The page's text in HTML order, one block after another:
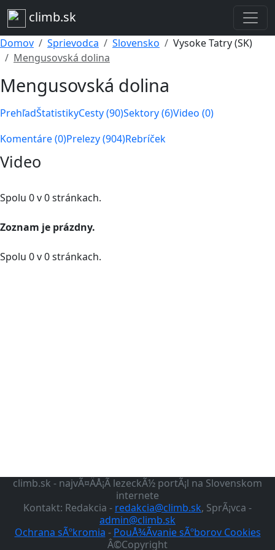
climb.sk
Domov Sprievodca Slovensko
Vysoke Tatry (SK)
Mengusovská dolina
Mengusovská dolina
PrehľadŠtatistikyCesty (90)Sektory (6)Video (0)
Komentáre (0)Prelezy (904)Rebríček
Video
Spolu 0 v 0 stránkach.
Zoznam je prázdny.
Spolu 0 v 0 stránkach.
climb.sk - najvÃ¤ÄÅ¡Ã­ lezeckÃ½ portÃ¡l na Slovenskom
internete
Kontakt: Redakcia - redakcia@climb.sk, SprÃ¡vca -
admin@climb.sk
Ochrana sÃºkromia - PouÅ¾Ã­vanie sÃºborov Cookies
Â©Copyright